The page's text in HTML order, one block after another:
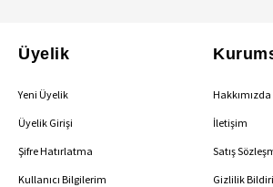
Üyelik
Yeni Üyelik
Üyelik Girişi
Şifre Hatırlatma
Kullanıcı Bilgilerim
Hakkımızda
İletişim
Satış
Gizlilik